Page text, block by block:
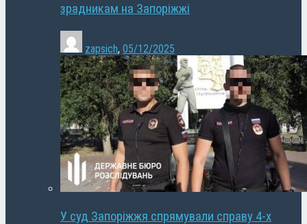
зрадникам на Запоріжжі
zapsich, 05/12/2025
У суд Запоріжжя спрямували справу 4-х